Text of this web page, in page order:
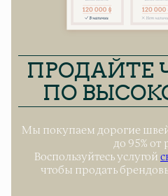
ПРОДАЙТЕ
ПО
Мы покупаем дорогие
до 95% от
Воспользуйтесь услугой
чтобы продать